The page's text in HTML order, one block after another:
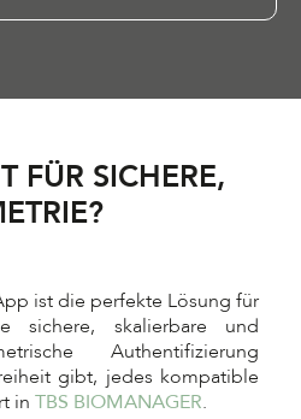
FÜR SICHERE,
ist die perfekte Lösung für
sichere, skalierbare und
Authentifizierung
gibt, jedes kompatible
in TBS BIOMANAGER.